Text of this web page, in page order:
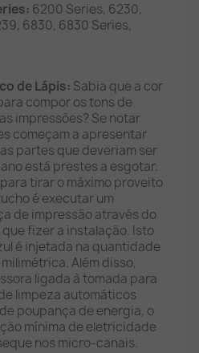
6200 Series, 6230,
6830, 6830 Series,
de Lápis: Sabia que a cor
compor os tons de
impressões? Se notar
começam a apresentar
partes que deveriam ser
está prestes a esgotar.
tirar o máximo proveito
é executar um
de impressão através do
fizer a instalação. Isto
é injetada na quantidade
Além disso,
ligada à tomada para
limpeza automáticos
poupança de energia, o
mínima de eletricidade
nos micro-canais.